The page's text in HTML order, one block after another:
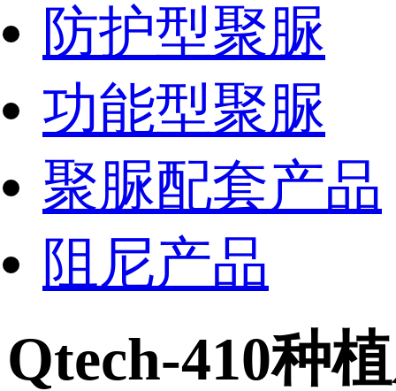
防护型聚脲
功能型聚脲
聚脲配套产品
阻尼产品
Qtech-410种